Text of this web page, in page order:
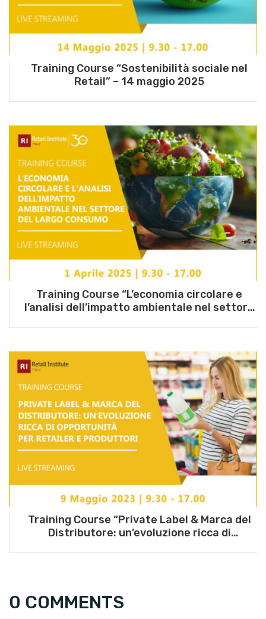
Training Course “Sostenibilità sociale nel
Retail” – 14 maggio 2025
Training Course “L’economia circolare e
l’analisi dell’impatto ambientale nel settore
Training Course “Private Label & Marca del
Distributore: un’evoluzione ricca di
0 COMMENTS